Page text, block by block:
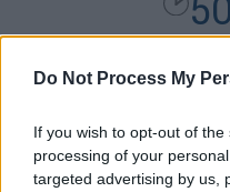
Do Not Process My
If you wish to opt-out of
processing of your
targeted advertising by us,
Υλικά για την